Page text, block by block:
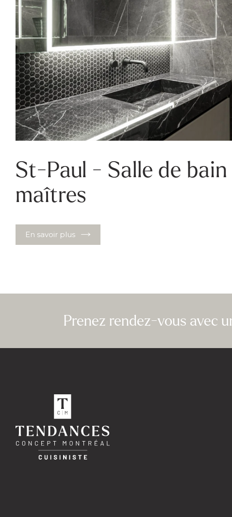
St-Paul - Salle de bain
maîtres
En savoir plus
Prenez rendez-vous avec